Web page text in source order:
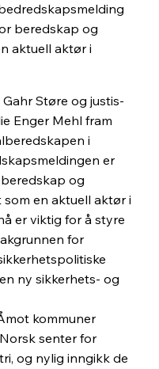
beredskap og
aktuell aktør i
Støre og justis-
Enger Mehl fram
i
er
og
en aktuell aktør i
er viktig for å styre
for
ny sikkerhets- og
kommuner
senter for
og nylig inngikk de